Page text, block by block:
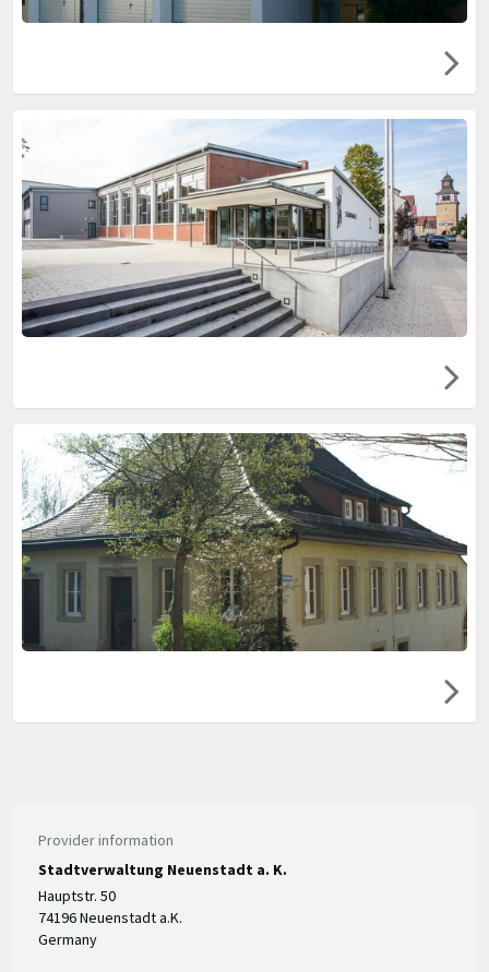
Provider information
Stadtverwaltung Neuenstadt a. K.
Hauptstr. 50
74196 Neuenstadt a.K.
Germany